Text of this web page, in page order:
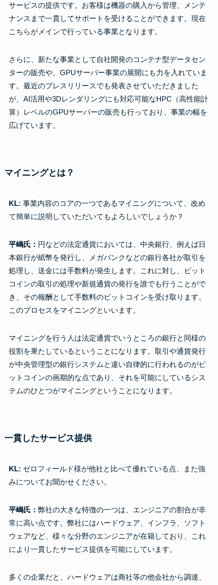
サービスの提供です。お客様は機器の購入から管理、メンテ
ナンスまで一貫してサポートを受けることができます。現在
こちらがメインで行っている事業となります。
さらに、新たな事業として自社開発のコンテナ型データセン
ターの販売や、GPUサーバー事業の展開にも力を入れていま
す。最近のプレスリリースでも発表させていただきました
が、AI活用や3Dレンダリングにも対応可能なHPC（高性能計
算）レベルのGPUサーバーの販売も行っており、事業の幅を
広げています。
マイニングとは？
KL: 事業内容のコアの一つであるマイニングについて、改め
て簡単に説明していただいてもよろしいでしょうか？
平嶋氏： 円などの法定通貨においては、中央銀行、例えば日
本銀行が紙幣を発行し、メガバンクなどの銀行各社が取引を
処理し、送金には手数料が発生します。これに対し、ビット
コインの取引の処理や新規通貨の発行を誰でも行うことがで
き、その報酬として手数料のビットコインを受け取ります。
このプロセスをマイニングといいます。
マイニングを行う人は法定通貨でいうところの銀行と同様の
役割を果たしているということになります。取引や通貨発行
が中央管理型の銀行システムと違い自律的に行われるのがビ
ットコインの画期的な点であり、それを可能にしているシス
テムのひとつがマイニングということになります。
一貫したサービス提供
KL: ゼロフィールド様が他社と比べて優れている点、また強
みについてお聞かせください。
平嶋氏： 弊社の大きな特徴の一つは、エンジニアの割合が非
常に高い点です。弊社にはハードウェア、インフラ、ソフト
ウェアなど、様々な分野のエンジニアが在籍しており、これ
により一貫したサービス提供を可能にしています。
多くの企業だと、ハードウェアは商社等の他会社から調達、